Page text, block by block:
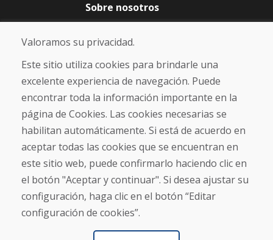
Sobre nosotros
Blog
Sobre nosotros
Comercio
Contacto
Compra
Tienda electrónica
Envío y pago
NORMAS DE RECLAMACIÓN
Devolución y cambio de mercancías
Política de privacidad
Cookies
Valoramos su privacidad.
Este sitio utiliza cookies para brindarle una
excelente experiencia de navegación. Puede
encontrar toda la información importante en la
página de Cookies. Las cookies necesarias se
habilitan automáticamente. Si está de acuerdo en
aceptar todas las cookies que se encuentran en
este sitio web, puede confirmarlo haciendo clic en
el botón "Aceptar y continuar". Si desea ajustar su
configuración, haga clic en el botón “Editar
configuración de cookies”.